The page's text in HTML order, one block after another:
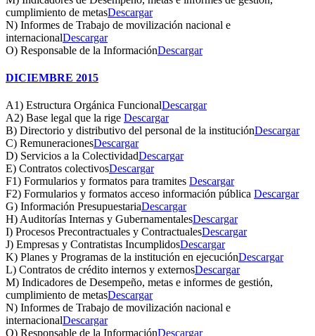
cumplimiento de metasDescargar
N) Informes de Trabajo de movilización nacional e
internacionalDescargar
O) Responsable de la InformaciónDescargar
DICIEMBRE 2015
A1) Estructura Orgánica FuncionalDescargar
A2) Base legal que la rige Descargar
B) Directorio y distributivo del personal de la instituciónDescargar
C) RemuneracionesDescargar
D) Servicios a la ColectividadDescargar
E) Contratos colectivosDescargar
F1) Formularios y formatos para tramites Descargar
F2) Formularios y formatos acceso información pública Descargar
G) Información PresupuestariaDescargar
H) Auditorías Internas y GubernamentalesDescargar
I) Procesos Precontractuales y ContractualesDescargar
J) Empresas y Contratistas IncumplidosDescargar
K) Planes y Programas de la institución en ejecuciónDescargar
L) Contratos de crédito internos y externosDescargar
M) Indicadores de Desempeño, metas e informes de gestión,
cumplimiento de metasDescargar
N) Informes de Trabajo de movilización nacional e
internacionalDescargar
O) Responsable de la InformaciónDescargar